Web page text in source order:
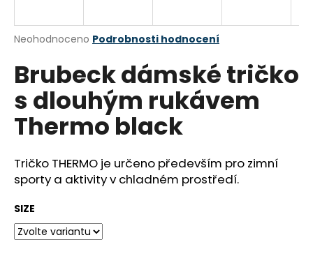
Průměrné
produktu
je
z
5
hvězdiček.
Neohodnoceno Podrobnosti hodnocení
Brubeck dámské tričko
s dlouhým rukávem
Thermo black
Tričko THERMO je určeno především pro zimní
sporty a aktivity v chladném prostředí.
SIZE
j
t
?
HLEDAT
D
o